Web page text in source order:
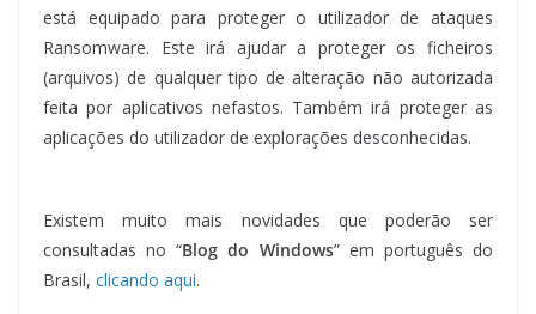
está equipado para proteger o utilizador de ataques
Ransomware. Este irá ajudar a proteger os ficheiros
(arquivos) de qualquer tipo de alteração não autorizada
feita por aplicativos nefastos. Também irá proteger as
aplicações do utilizador de explorações desconhecidas.
Existem muito mais novidades que poderão ser
consultadas no “Blog do Windows” em português do
Brasil, clicando aqui.